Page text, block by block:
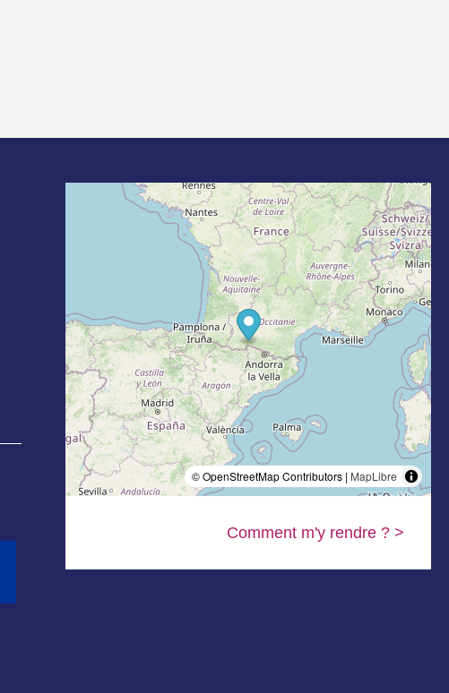
© OpenStreetMap Contributors | MapLibre
Comment m'y rendre ? >